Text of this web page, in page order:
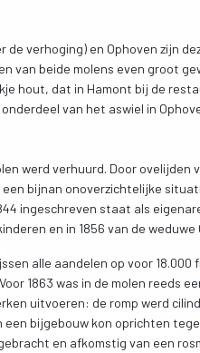
de verhoging) en Ophoven zijn
van beide molens even groot
hout, dat in Hamont bij de
van het aswiel in
werd verhuurd. Door ovelijden
bijnan onoverzichtelijke
ingeschreven staat als
en in 1856 van de
alle aandelen op voor 18.000
1863 was in de molen reeds
uitvoeren: de romp werd
bijgebouw kon oprichten
en afkomstig van een